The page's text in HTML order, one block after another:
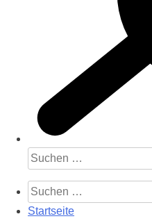
Suchen
nach:
Suchen
nach:
Startseite